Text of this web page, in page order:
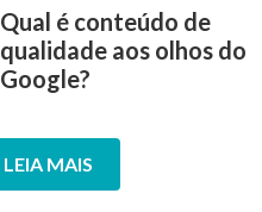
Qual é conteúdo de
qualidade aos olhos do
Google?
LEIA MAIS